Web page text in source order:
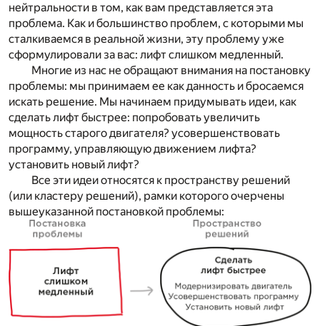
нейтральности в том, как вам представляется эта
проблема. Как и большинство проблем, с которыми мы
сталкиваемся в реальной жизни, эту проблему уже
сформулировали за вас: лифт слишком медленный.
Многие из нас не обращают внимания на постановку
проблемы: мы принимаем ее как данность и бросаемся
искать решение. Мы начинаем придумывать идеи, как
сделать лифт быстрее: попробовать увеличить
мощность старого двигателя? усовершенствовать
программу, управляющую движением лифта?
установить новый лифт?
Все эти идеи относятся к пространству решений
(или кластеру решений), рамки которого очерчены
вышеуказанной постановкой проблемы: